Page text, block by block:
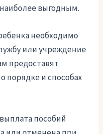
выгодным.
необходимо
или учреждение
предоставят
и способах
пособий